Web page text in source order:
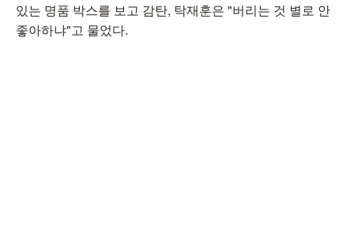
있는 명품 박스를 보고 감탄, 탁재훈은 "버리는 것 별로 안
좋아하냐"고 물었다.